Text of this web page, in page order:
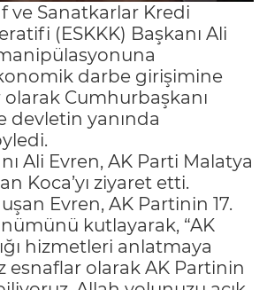
ve Sanatkarlar Kredi
(ESKKK) Başkanı Ali
darbe girişimine
olarak Cumhurbaşkanı
devletin yanında
Ali Evren, AK Parti Malatya
Koca’yı ziyaret etti.
Evren, AK Partinin 17.
kutlayarak, “AK
hizmetleri anlatmaya
esnaflar olarak AK Partinin